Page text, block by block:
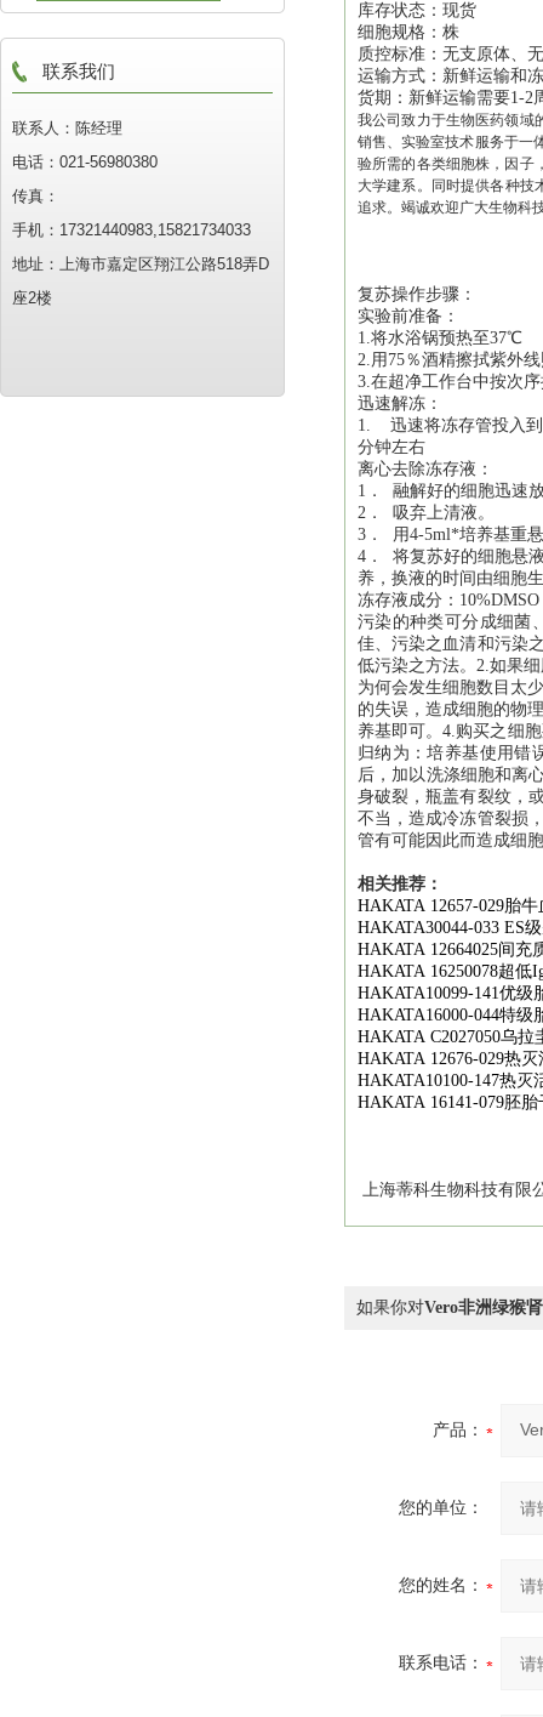
联系我们
联系人：陈经理
电话：021-56980380
传真：
手机：17321440983,15821734033
地址：上海市嘉定区翔江公路518弄D
座2楼
库存状态：现货
细胞规格：株
质控标准：无支原体、
运输方式：新鲜运输和
货期：新鲜运输需要1-2
我公司致力于生物医药领域
销售、实验室技术服务于一
验所需的各类细胞株，因子
大学建系。同时提供各种技
追求。竭诚欢迎广大生物科
复苏操作步骤：
实验前准备：
1.将水浴锅预热至37℃
2.用75％酒精擦拭紫外
3.在超净工作台中按次
迅速解冻：
1. 迅速将冻存管投入到
分钟左右
离心去除冻存液：
1． 融解好的细胞迅速
2． 吸弃上清液。
3． 用4-5ml*培养基重
4． 将复苏好的细胞悬
养，换液的时间由细胞
冻存液成分：
污染的种类可分成细菌
佳、污染之血清和污染
低污染之方法。2.如果
为何会发生细胞数目太
的失误，造成细胞的物
养基即可。4.购买之细
归纳为：培养基使用错
后，加以洗涤细胞和离
身破裂，瓶盖有裂纹，
不当，造成冷冻管裂损
管有可能因此而造成细
相关推荐：
HAKATA 12657-029胎牛
HAKATA30044-033 ES
HAKATA 12664025间充
HAKATA 16250078超低
HAKATA10099-141优级
HAKATA16000-044特级
HAKATA C2027050乌拉
HAKATA 12676-029热灭
HAKATA10100-147热灭
HAKATA 16141-079胚胎
上海蒂科生物科技有限
如果你对Vero非洲绿猴
产品：
您的单位：
您的姓名：
联系电话：